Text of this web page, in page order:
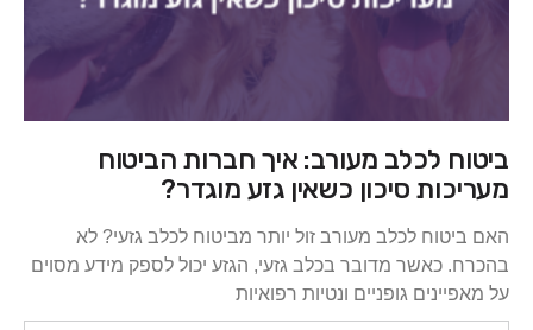
ביטוח לכלב מעורב: איך חברות הביטוח
מעריכות סיכון כשאין גזע מוגדר?
האם ביטוח לכלב מעורב זול יותר מביטוח לכלב גזעי? לא
בהכרח. כאשר מדובר בכלב גזעי, הגזע יכול לספק מידע מסוים
על מאפיינים גופניים ונטיות רפואיות